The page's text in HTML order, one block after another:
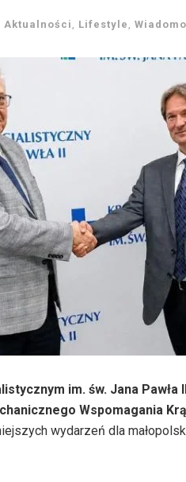
Aktualności , Lifestyle ,
im. św. Jana Pawła II
Wspomagania
wydarzeń dla